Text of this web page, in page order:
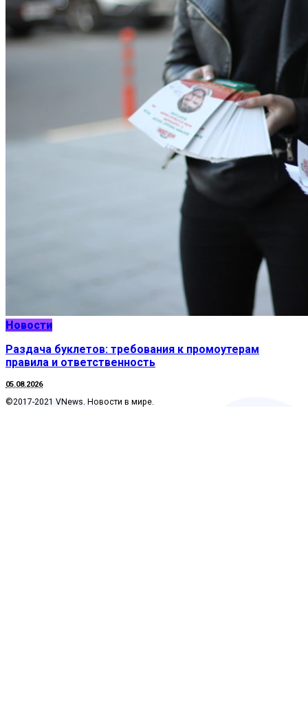
Новости
Раздача буклетов: требования к промоутерам
правила и ответственность
05.08.2026
©2017-2021 VNews. Новости в мире.